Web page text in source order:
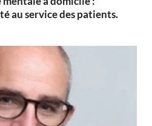
au service des patients.